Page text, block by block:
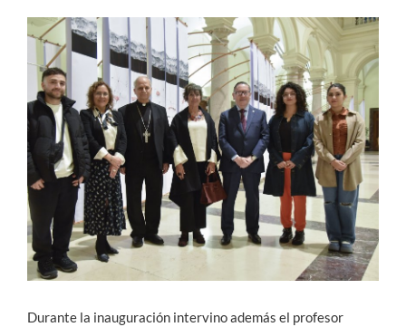
Durante la inauguración intervino además el profesor